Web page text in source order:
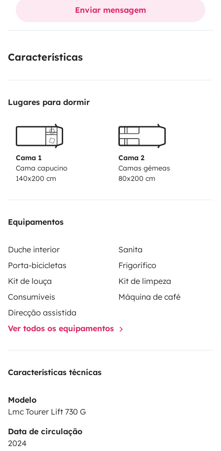
bright, modern, and well maintained – just hop in and
And with over 550 kg payload, you don’t have to leave
Enviar mensagem
Características
Lugares para dormir
Cama 1
Cama capucino
140x200 cm
Cama 2
Camas gémeas
80x200 cm
Equipamentos
Duche interior
Sanita
Porta-bicicletas
Frigorífico
Kit de louça
Kit de limpeza
Consumíveis
Máquina de café
Direcção assistida
Ver todos os equipamentos
Características técnicas
Modelo
Lmc Tourer Lift 730 G
Data de circulação
2024